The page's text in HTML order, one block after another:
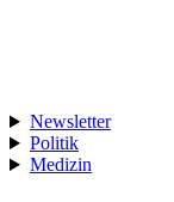
Newsletter
Politik
Medizin